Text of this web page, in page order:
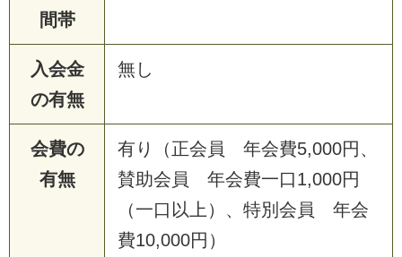
間帯
入会金
の有無
無し
会費の
有無
有り（正会員 年会費5,000円、
賛助会員 年会費一口1,000円
（一口以上）、特別会員 年会
費10,000円）